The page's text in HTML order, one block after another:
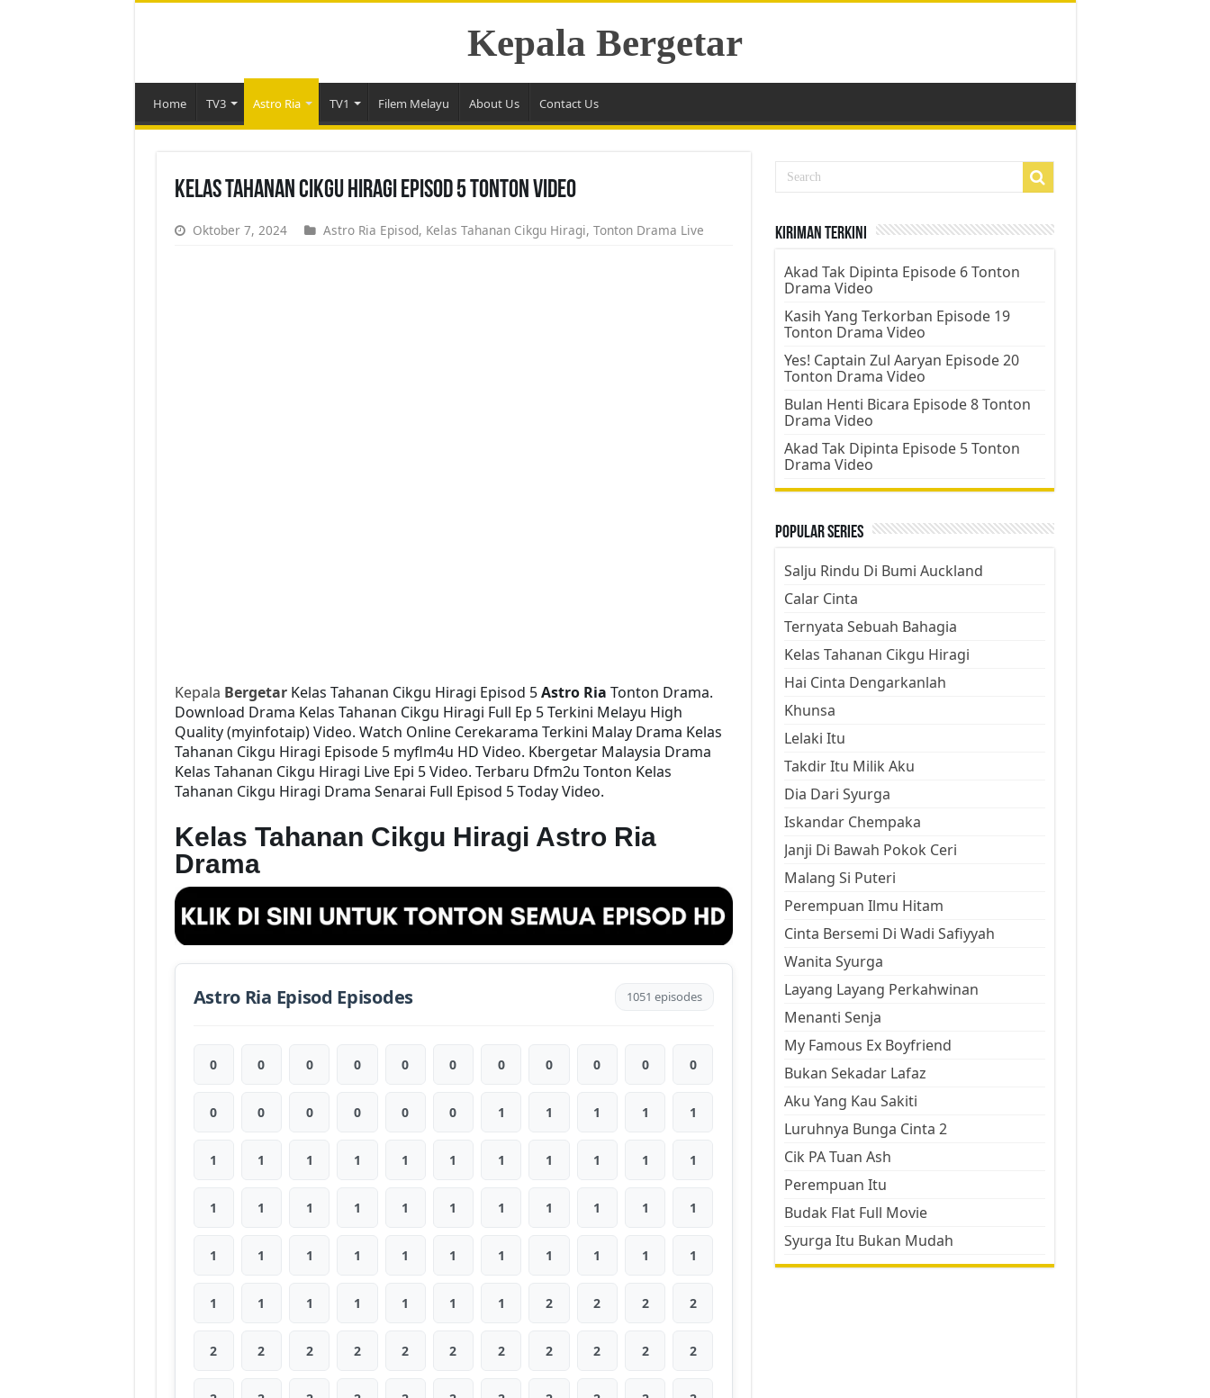
Kepala Bergetar
Home TV3 Astro Ria TV1 Filem Melayu About Us Contact Us
Kelas Tahanan Cikgu Hiragi Episod 5 Tonton Video
Oktober 7, 2024 Astro Ria Episod, Kelas Tahanan Cikgu Hiragi, Tonton Drama Live
Kepala BergetarKelas Tahanan Cikgu Hiragi Episod 5Astro Ria Tonton Drama.
Download Drama Kelas Tahanan Cikgu Hiragi Full Ep 5 Terkini Melayu High
Quality (myinfotaip) Video. Watch Online Cerekarama Terkini Malay Drama Kelas
Tahanan Cikgu Hiragi Episode 5 myflm4u HD Video. Kbergetar Malaysia Drama
Kelas Tahanan Cikgu Hiragi Live Epi 5 Video. Terbaru Dfm2u Tonton Kelas
Tahanan Cikgu Hiragi Drama Senarai Full Episod 5 Today Video.
Kelas Tahanan Cikgu Hiragi Astro Ria
Drama
Astro Ria Episod Episodes 1051 episodes
0 0 0 0 0 0 0 0 0 0 0
0 0 0 0 0 0 1 1 1 1 1
1 1 1 1 1 1 1 1 1 1 1
1 1 1 1 1 1 1 1 1 1 1
1 1 1 1 1 1 1 1 1 1 1
1 1 1 1 1 1 1 2 2 2 2
2 2 2 2 2 2 2 2 2 2 2
Kiriman Terkini
Akad Tak Dipinta Episode 6 Tonton
Drama Video
Kasih Yang Terkorban Episode 19
Tonton Drama Video
Yes! Captain Zul Aaryan Episode 20
Tonton Drama Video
Bulan Henti Bicara Episode 8 Tonton
Drama Video
Akad Tak Dipinta Episode 5 Tonton
Drama Video
Popular Series
Salju Rindu Di Bumi Auckland
Calar Cinta
Ternyata Sebuah Bahagia
Kelas Tahanan Cikgu Hiragi
Hai Cinta Dengarkanlah
Khunsa
Lelaki Itu
Takdir Itu Milik Aku
Dia Dari Syurga
Iskandar Chempaka
Janji Di Bawah Pokok Ceri
Malang Si Puteri
Perempuan Ilmu Hitam
Cinta Bersemi Di Wadi Safiyyah
Wanita Syurga
Layang Layang Perkahwinan
Menanti Senja
My Famous Ex Boyfriend
Bukan Sekadar Lafaz
Aku Yang Kau Sakiti
Luruhnya Bunga Cinta 2
Cik PA Tuan Ash
Perempuan Itu
Budak Flat Full Movie
Syurga Itu Bukan Mudah